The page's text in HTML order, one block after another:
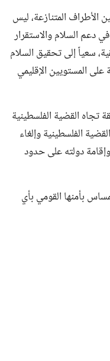
المتنازعة، ليس
دعم السلام والاستقرار
سعياً إلى تحقيق السلام
على المستويين الإقليمي
تجاه القضية الفلسطينية
الفلسطينية وإلغاء
دولته على حدود
بأمنها القومي بأي